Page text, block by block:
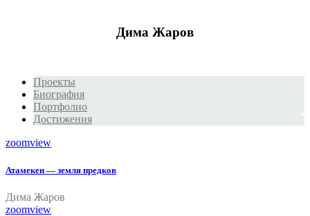
Дима Жаров
Проекты
Биография
Портфолио
Достижения
zoomview
Атамекен — земля предков
Дима Жаров
zoomview